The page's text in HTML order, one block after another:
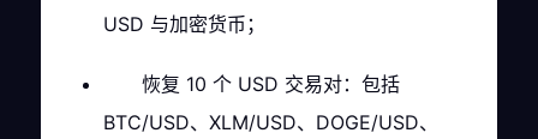
USD 与加密货币；
恢复 10 个 USD 交易对：包括
BTC/USD、XLM/USD、DOGE/USD、